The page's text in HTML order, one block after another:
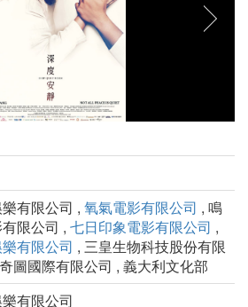
有限公司 , 氧氣電影有限公司 , 鳴
限公司 , 七日印象電影有限公司 ,
有限公司 , 三皇生物科技股份有限
圖國際有限公司 , 義大利文化部
有限公司